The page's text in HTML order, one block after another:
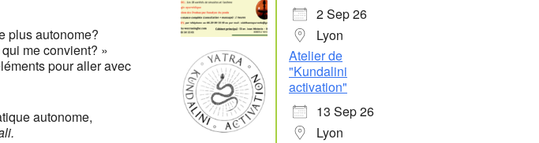
plus autonome?
me convient? »
pour aller avec
autonome,
2 Sep 26
Lyon
Atelier de
"Kundalini
activation"
13 Sep 26
Lyon